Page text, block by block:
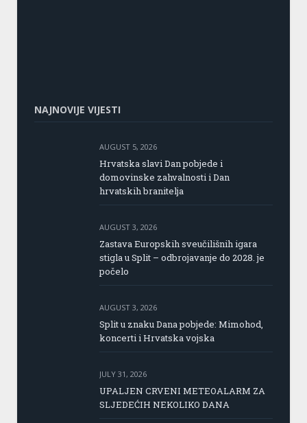
NAJNOVIJE VIJESTI
AUGUST 5, 2026
Hrvatska slavi Dan pobjede i
domovinske zahvalnosti i Dan
hrvatskih branitelja
AUGUST 3, 2026
Zastava Europskih sveučilišnih igara
stigla u Split – odbrojavanje do 2028. je
počelo
AUGUST 3, 2026
Split u znaku Dana pobjede: Mimohod,
koncerti i Hrvatska vojska
JULY 31, 2026
UPALJEN CRVENI METEOALARM ZA
SLJEDEĆIH NEKOLIKO DANA